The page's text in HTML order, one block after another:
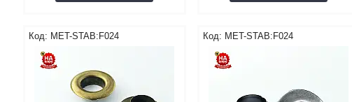
MET-STAB:F024 MET-STAB:F024